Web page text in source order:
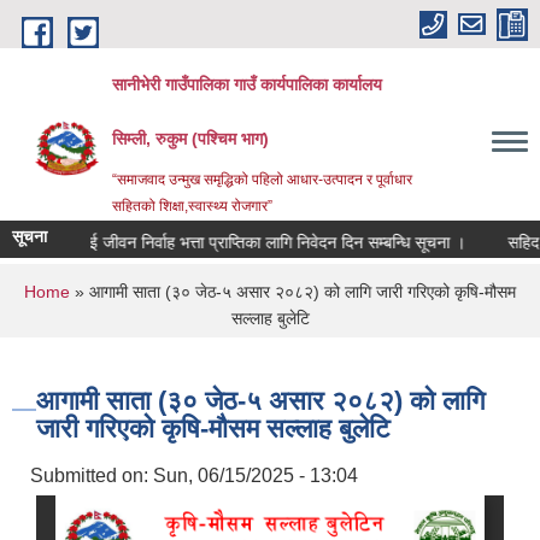
Skip to main content
सानीभेरी गाउँपालिका गाउँ कार्यपालिका कार्यालय
सिम्ली, रुकुम (पश्चिम भाग)
“समाजवाद उन्मुख समृद्धिको पहिलो आधार-उत्पादन र पूर्वाधार
सहितको शिक्षा,स्वास्थ्य रोजगार”
सूचनाजीवन निर्वाह भत्ता प्राप्तिका लागि निवेदन दिन सम्बन्धि सूचना । सहिद तथा
You are here
Home » आगामी साता (३० जेठ-५ असार २०८२) को लागि जारी गरिएको कृषि-मौसम
सल्लाह बुलेटि
आगामी साता (३० जेठ-५ असार २०८२) को लागि
जारी गरिएको कृषि-मौसम सल्लाह बुलेटि
Submitted on: Sun, 06/15/2025 - 13:04